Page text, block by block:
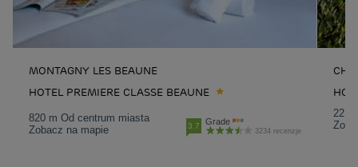
MONTAGNY LES BEAUNE
HOTEL PREMIERE CLASSE BEAUNE
820 m Od centrum miasta
Zobacz na mapie
3.7 Grade
3234 recenzje
22.3